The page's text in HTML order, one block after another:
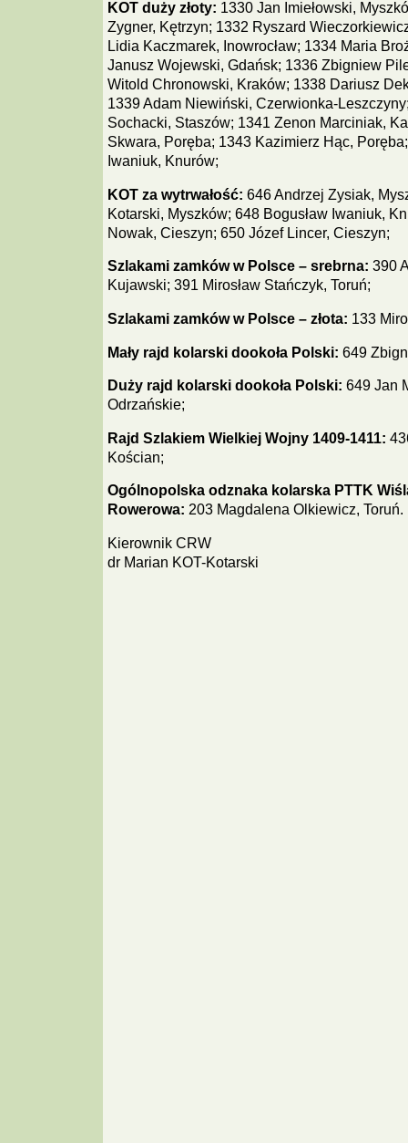
KOT duży złoty: 1330 Jan Imiełowski,
Zygner, Kętrzyn; 1332 Ryszard
Lidia Kaczmarek, Inowrocław; 1334 Maria
Janusz Wojewski, Gdańsk; 1336 Zbigniew
Witold Chronowski, Kraków; 1338 Dariusz
1339 Adam Niewiński, Czerwionka-
Sochacki, Staszów; 1341 Zenon Marciniak,
Skwara, Poręba; 1343 Kazimierz Hąc,
Iwaniuk, Knurów;
KOT za wytrwałość: 646 Andrzej Zysiak,
Kotarski, Myszków; 648 Bogusław Iwaniuk,
Nowak, Cieszyn; 650 Józef Lincer, Cieszyn;
Szlakami zamków w Polsce – srebrna: 390
Kujawski; 391 Mirosław Stańczyk, Toruń;
Szlakami zamków w Polsce – złota: 133
Mały rajd kolarski dookoła Polski: 649
Duży rajd kolarski dookoła Polski: 649 Jan
Odrzańskie;
Rajd Szlakiem Wielkiej Wojny 1409-1411:
Kościan;
Ogólnopolska odznaka kolarska PTTK
Rowerowa: 203 Magdalena Olkiewicz, Toruń.
Kierownik CRW
dr Marian KOT-Kotarski